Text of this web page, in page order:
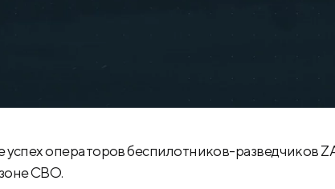
операторов беспилотников-разведчиков
СВО.